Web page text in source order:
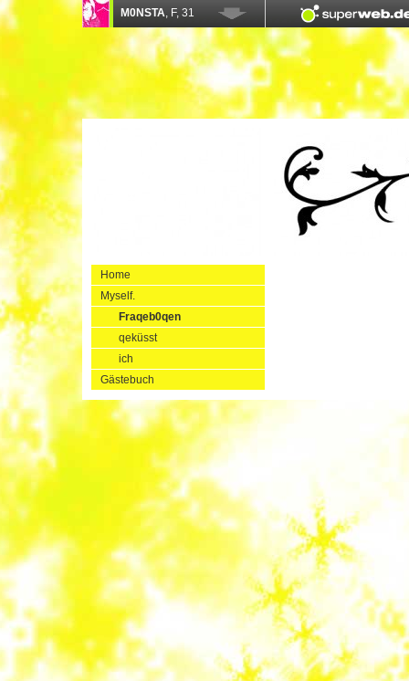
Home
Myself.
Fraqeb0qen
qeküsst
ich
Gästebuch